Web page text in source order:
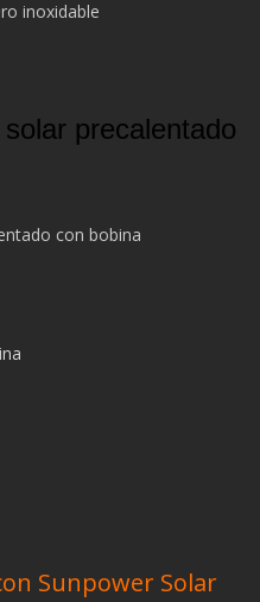
inoxidable
precalentado
con bobina
Sunpower Solar